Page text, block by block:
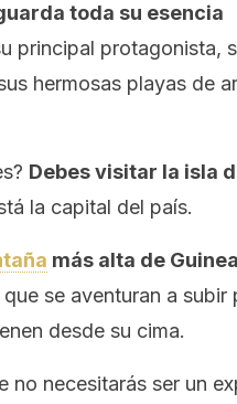
toda su esencia
principal protagonista,
hermosas playas de
Debes visitar la isla
la capital del país.
más alta de Guinea
se aventuran a subir
desde su cima.
no necesitarás ser un